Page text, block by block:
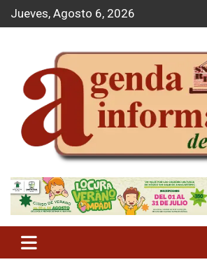
d
Jueves, Agosto 6, 2026
Agenda Informativa